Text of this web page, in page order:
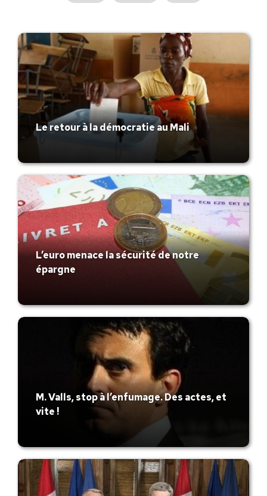
Le retour à la démocratie au Mali
L’euro menace la sécurité de notre
épargne
M. Valls, stop à l’enfumage. Des actes, et
vite !